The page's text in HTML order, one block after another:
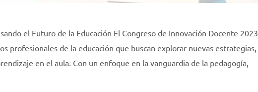
el Futuro de la Educación El Congreso de Innovación Docente 2023
profesionales de la educación que buscan explorar nuevas estrategias,
en el aula. Con un enfoque en la vanguardia de la pedagogía,